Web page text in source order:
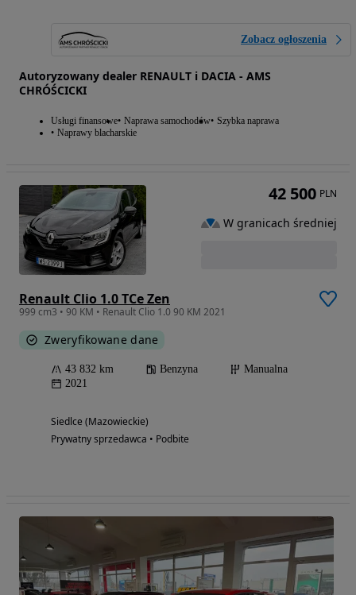
Zobacz ogłoszenia
Autoryzowany dealer RENAULT i DACIA - AMS
CHRÓŚCICKI
Usługi finansowe Naprawa samochodów Szybka naprawa
Naprawy blacharskie
Renault Clio 1.0 TCe Zen
999 cm3 • 90 KM • Renault Clio 1.0 90 KM 2021
Zweryfikowane dane
43 832 km Benzyna
Manualna
2021
Siedlce (Mazowieckie)
Prywatny sprzedawca • Podbite
42 500 PLN
W granicach średniej